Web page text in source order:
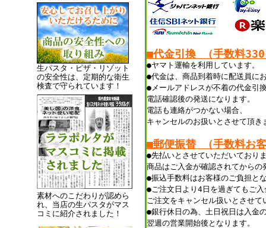
生パスタ・ピザ・リゾット
の安全性は、定期的な衛生
検査で守られています！
素材へのこだわりが認めら
れ、当店の生パスタがマス
コミに紹介されました！
■代金引換 （手数料
●ヤマト運輸を利用しています。
●代金は、商品到着時に配送員に
●メールアドレスが不着の代金引
電話確認後の発送になります。
電話も連絡がつかない場合、
キャンセルのお扱いとさせて頂き
■郵便振替 （手数料お
●先払いとさせていただいており
商品はご入金が確認されてからの
●振込手数料はお客様のご負担と
●ご注文日より4日を過ぎてもご
ご注文をキャンセル扱いとさせて
●銀行休日の為、土日祝日は入金
翌週の営業開始後となります。